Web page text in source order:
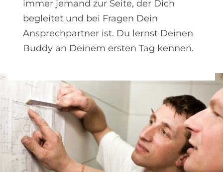
immer jemand zur Seite, der Dich
begleitet und bei Fragen Dein
Ansprechpartner ist. Du lernst Deinen
Buddy an Deinem ersten Tag kennen.